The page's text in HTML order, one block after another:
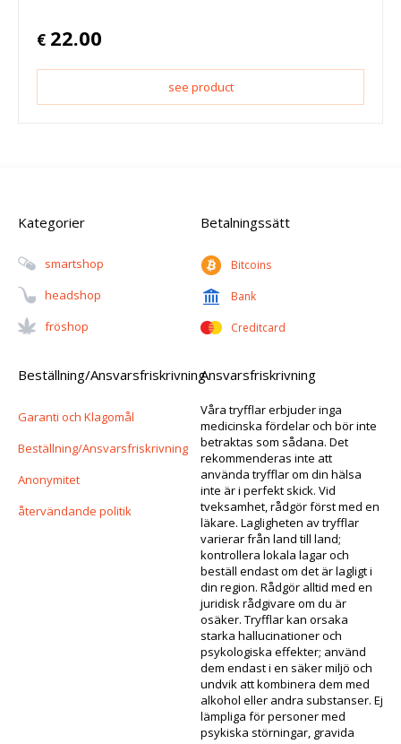
€ 22.00
see product
Kategorier
Smartshop
Headshop
Fröshop
Betalningssätt
Bitcoins
Bank
Creditcard
Beställning/Ansvarsfriskrivning
Garanti och Klagomål
Beställning/Ansvarsfriskrivning
Anonymitet
återvändande politik
Ansvarsfriskrivning
Våra tryfflar erbjuder inga
medicinska fördelar och bör inte
betraktas som sådana. Det
rekommenderas inte att
använda tryfflar om din hälsa
inte är i perfekt skick. Vid
tveksamhet, rådgör först med en
läkare. Lagligheten av tryfflar
varierar från land till land;
kontrollera lokala lagar och
beställ endast om det är lagligt i
din region. Rådgör alltid med en
juridisk rådgivare om du är
osäker. Tryfflar kan orsaka
starka hallucinationer och
psykologiska effekter; använd
dem endast i en säker miljö och
undvik att kombinera dem med
alkohol eller andra substanser. Ej
lämpliga för personer med
psykiska störningar, gravida